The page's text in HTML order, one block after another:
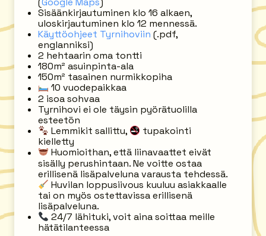
Sisäänkirjautuminen klo 16 alkaen,
uloskirjautuminen klo 12 mennessä.
Käyttöohjeet Tyrnihoviin (.pdf,
englanniksi)
2 hehtaarin oma tontti
180m² asuinpinta-ala
150m² tasainen nurmikkopiha
10 vuodepaikkaa
2 isoa sohvaa
Tyrnihovi ei ole täysin pyörätuolilla
esteetön
Lemmikit sallittu,
tupakointi
kielletty
Huomioithan, että liinavaattet eivät
sisälly perushintaan. Ne voitte ostaa
erillisenä lisäpalveluna varausta tehdessä.
Huvilan loppusiivous kuuluu asiakkaalle
tai on myös ostettavissa erillisenä
lisäpalveluna.
24/7 lähituki, voit aina soittaa meille
hätätilanteessa